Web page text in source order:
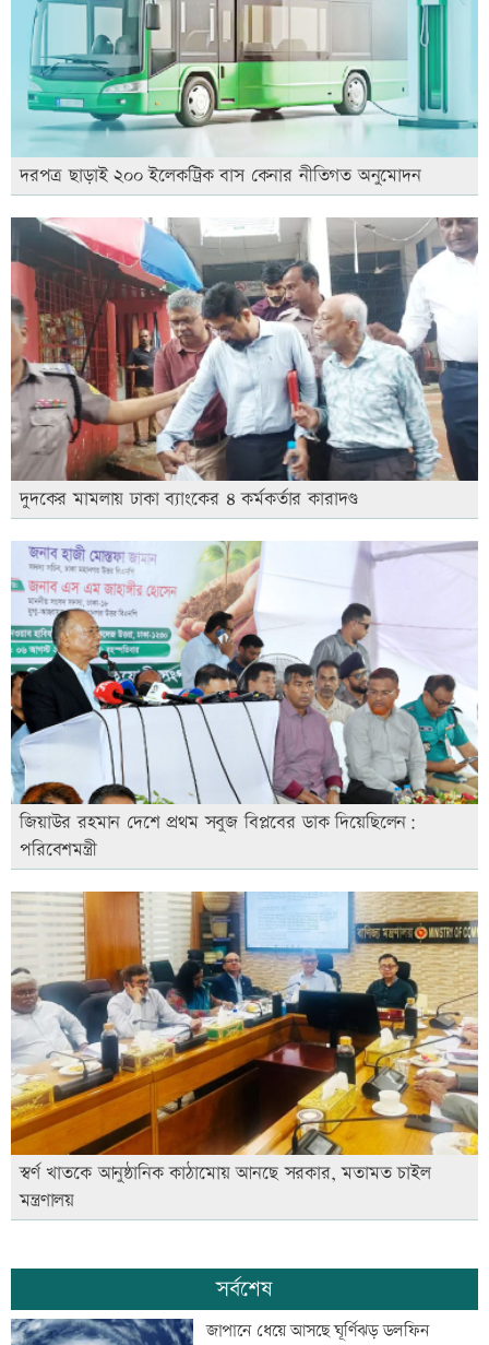
দরপত্র ছাড়াই ২০০ ইলেকট্রিক বাস কেনার নীতিগত অনুমোদন
দুদকের মামলায় ঢাকা ব্যাংকের ৪ কর্মকর্তার কারাদণ্ড
জিয়াউর রহমান দেশে প্রথম সবুজ বিপ্লবের ডাক দিয়েছিলেন:
পরিবেশমন্ত্রী
স্বর্ণ খাতকে আনুষ্ঠানিক কাঠামোয় আনছে সরকার, মতামত চাইল
মন্ত্রণালয়
সর্বশেষ
জাপানে ধেয়ে আসছে ঘূর্ণিঝড় ডলফিন